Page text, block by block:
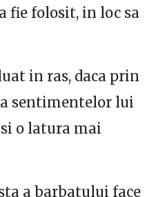
fie folosit, in loc sa
in ras, daca prin
sentimentelor lui
o latura mai
a barbatului face